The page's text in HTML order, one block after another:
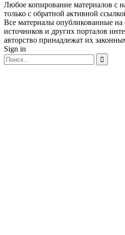
Любое копирование материалов с
только с обратной активной
Все материалы опубликованные на
источников и других порталов
авторство принадлежат их
Sign in